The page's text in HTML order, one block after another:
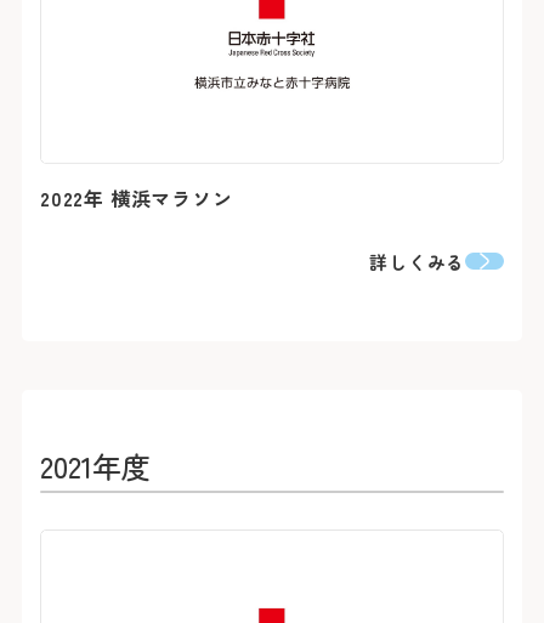
2022年 横浜マラソン
詳しくみる
2021年度